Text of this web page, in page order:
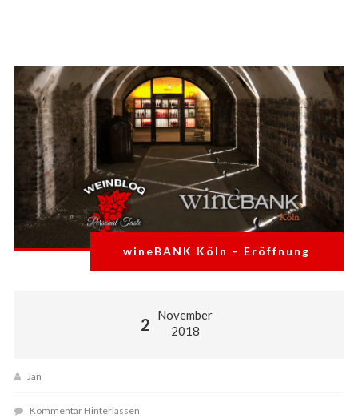
wineBANK Köln – Eröffnung
2
November
2018
Jan
Kommentar Hinterlassen